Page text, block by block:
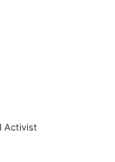
Activist